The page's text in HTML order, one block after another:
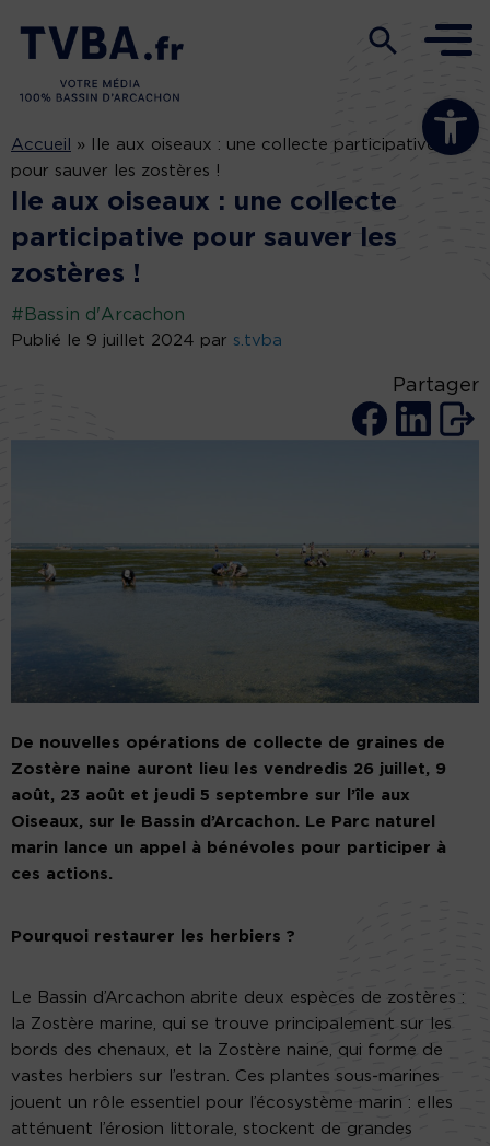
Ouvrir la
Accueil »
Ile aux oiseaux : une collecte participative
pour sauver les zostères !
Ile aux oiseaux : une collecte
participative pour sauver les
zostères !
#Bassin d'Arcachon
Publié le 9 juillet 2024 par s.tvba
Partager
De nouvelles opérations de collecte de graines de
Zostère naine auront lieu les vendredis 26 juillet, 9
août, 23 août et jeudi 5 septembre sur l’île aux
Oiseaux, sur le Bassin d’Arcachon. Le Parc naturel
marin lance un appel à bénévoles pour participer à
ces actions.
Pourquoi restaurer les herbiers ?
Le Bassin d’Arcachon abrite deux espèces de zostères :
la Zostère marine, qui se trouve principalement sur les
bords des chenaux, et la Zostère naine, qui forme de
vastes herbiers sur l’estran. Ces plantes sous-marines
jouent un rôle essentiel pour l’écosystème marin : elles
atténuent l’érosion littorale, stockent de grandes